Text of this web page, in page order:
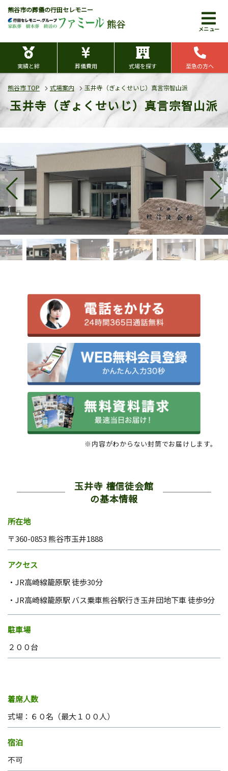
熊谷市の葬儀の行田セレモニー
熊谷 メニュー
実績と絆 葬儀費用 式場を探す 至急の方へ
熊谷市 TOP 式場案内 玉井寺（ぎょくせいじ）真言宗智山派
玉井寺（ぎょくせいじ）真言宗智山派
※内容がわからない封筒でお届けします。
玉井寺 檀信徒会館
の基本情報
所在地
〒360-0853 熊谷市玉井1888
アクセス
JR高崎線籠原駅 徒歩30分
JR高崎線籠原駅 バス乗車熊谷駅行き玉井団地下車 徒歩9分
駐車場
２００台
着席人数
式場：６０名（最大１００人）
宿泊
不可